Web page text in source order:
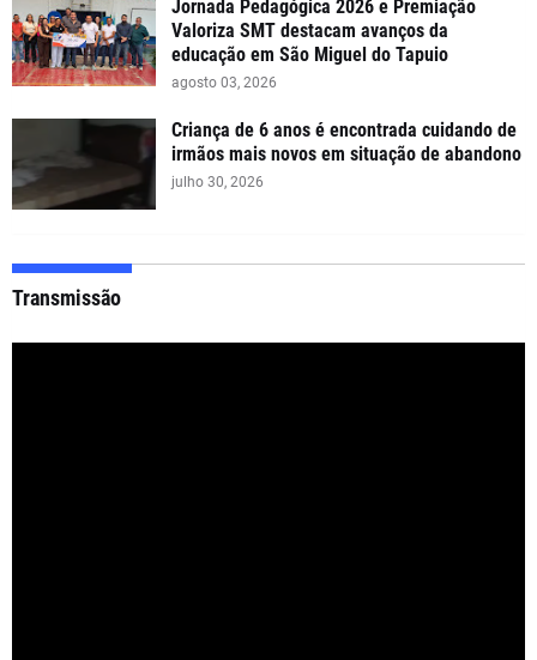
Jornada Pedagógica 2026 e Premiação
Valoriza SMT destacam avanços da
educação em São Miguel do Tapuio
agosto 03, 2026
Criança de 6 anos é encontrada cuidando de
irmãos mais novos em situação de abandono
julho 30, 2026
Transmissão